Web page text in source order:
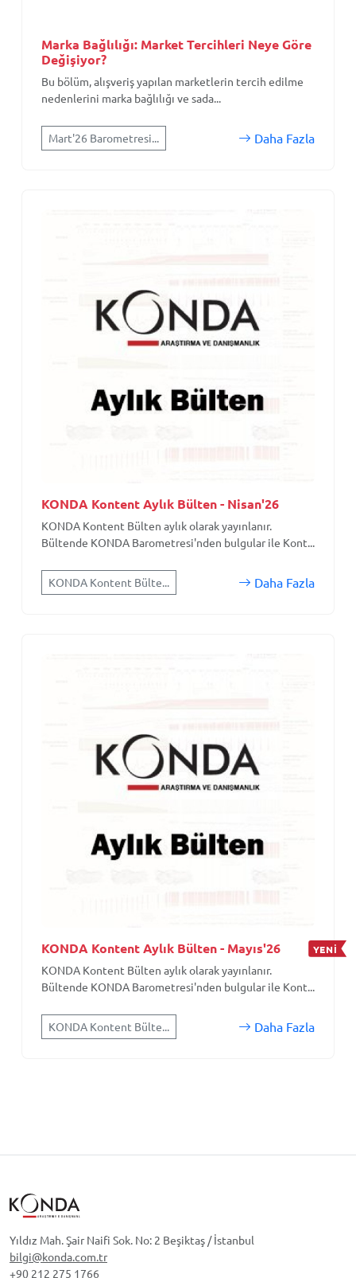
Marka Bağlılığı: Market Tercihleri Neye Göre
Değişiyor?
Bu bölüm, alışveriş yapılan marketlerin tercih edilme
nedenlerini marka bağlılığı ve sada...
Mart'26 Barometresi... Daha Fazla
KONDA Kontent Aylık Bülten - Nisan'26
KONDA Kontent Bülten aylık olarak yayınlanır.
Bültende KONDA Barometresi'nden bulgular ile Kont...
KONDA Kontent Bülte... Daha Fazla
KONDA Kontent Aylık Bülten - Mayıs'26 YENİ
KONDA Kontent Bülten aylık olarak yayınlanır.
Bültende KONDA Barometresi'nden bulgular ile Kont...
KONDA Kontent Bülte... Daha Fazla
Yıldız Mah. Şair Naifi Sok. No: 2 Beşiktaş / İstanbul
bilgi@konda.com.tr
+90 212 275 1766